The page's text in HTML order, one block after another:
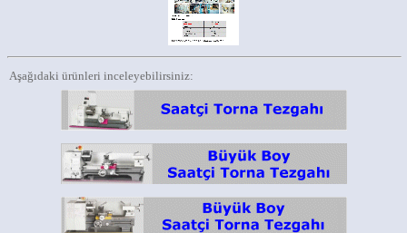
Aşağıdaki ürünleri inceleyebilirsiniz: